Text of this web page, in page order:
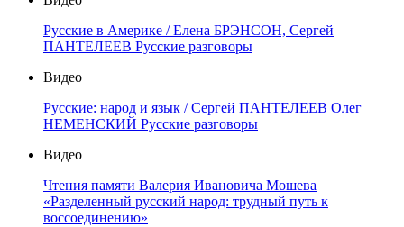
Русские в Америке / Елена БРЭНСОН, Сергей
ПАНТЕЛЕЕВ Русские разговоры
Видео
Русские: народ и язык / Сергей ПАНТЕЛЕЕВ Олег
НЕМЕНСКИЙ Русские разговоры
Видео
Чтения памяти Валерия Ивановича Мошева
«Разделенный русский народ: трудный путь к
воссоединению»